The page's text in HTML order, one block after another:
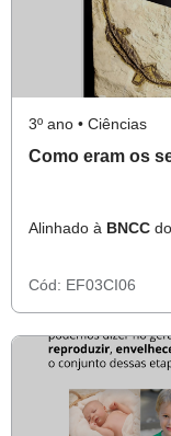
3º ano • Ciências
Como eram os
Alinhado à BNCC
Cód: EF03CI06